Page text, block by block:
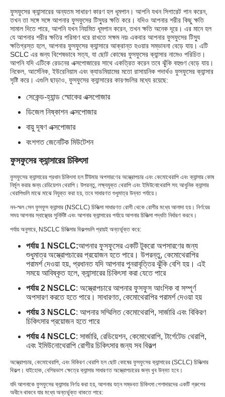
ফুসফুসের ক্যান্সারের অন্যতম সাধারণ কারণ হল ধূমপান। আপনি যখন সিগারেট পান করেন,
তখন তা সঙ্গে সঙ্গে আপনার ফুসফুসের টিস্যুর ক্ষতি করে। যদিও আপনার শরীর কিছু ক্ষতি
সামাল দিতে পারে, আপনি যখন নিয়মিত ধূমপান করেন, তখন ক্ষতি অনেক দূরে। এর মানে হল
যে আপনার শরীর ক্ষতির পরিমাণ ধরে রাখতে সক্ষম নয়৷ একবার আপনার ফুসফুসের টিস্যু
ক্ষতিগ্রস্ত হলে, আপনার ফুসফুসের ক্যান্সারে আক্রান্ত হওয়ার সম্ভাবনা বেড়ে যায়। এটি
SCLC এর জন্য বিশেষভাবে সত্য, যা ছোট কোষের ফুসফুসের ক্যান্সার নামেও পরিচিত।
আপনি যদি এটিকে রেডনের এক্সপোজারের সাথে একত্রিত করেন তবে ঝুঁকি বহুগুণ বেড়ে যায়।
নিকেল, আর্সেনিক, ইউরেনিয়াম এবং ক্যাডমিয়ামের মতো রাসায়নিক পদার্থও ফুসফুসের ক্যান্সার
সৃষ্টি করে। এগুলি ছাড়াও, ফুসফুসের ক্যান্সারের কারণগুলির মধ্যে রয়েছে:
সেকেন্ড-হ্যান্ড স্মোকের এক্সপোজার
ডিজেল নিষ্কাশন এক্সপোজার
বায়ু দূষণ এক্সপোজার
বংশগত জেনেটিক মিউটেশন
ফুসফুসের ক্যান্সারের চিকিৎসা
ফুসফুসের ক্যান্সারের প্রধান চিকিৎসা হল টিউমার অপসারণের অস্ত্রোপচার এবং কেমোথেরাপি এবং ক্যান্সার কোষ
নির্মূল করার জন্য রেডিয়েশন থেরাপি। উপরন্তু, লক্ষ্যযুক্ত থেরাপি এবং ইমিউনোথেরাপি সহ আধুনিক ক্যান্সার
থেরাপিগুলি মাঝে মাঝে নিযুক্ত করা হয়, তবে সাধারণত শুধুমাত্র উন্নত পর্যায়ে।
নন-স্মল সেল ফুসফুস ক্যান্সার (NSCLC) চিকিত্সা সাধারণত রোগী থেকে রোগীর মধ্যে আলাদা হয়। নির্ণয়ের
সময় আপনার স্বাস্থ্যের সুনির্দিষ্ট এবং আপনার ক্যান্সারের পর্যায়ে আপনার চিকিত্সা পদ্ধতি নির্ধারণ করবে।
পর্যায় অনুসারে, NSCLC চিকিত্সার বিকল্পগুলি প্রায়ই অন্তর্ভুক্ত করে:
পর্যায় 1 NSCLC:আপনার ফুসফুসের একটি টুকরো অপসারণের জন্য
শুধুমাত্র অস্ত্রোপচারের প্রয়োজন হতে পারে। উপরন্তু, কেমোথেরাপির
পরামর্শ দেওয়া হয়, প্রধানত যদি আপনার পুনরাবৃত্তির ঝুঁকি বেশি হয়। এই
সময়ে আবিষ্কৃত হলে, ক্যান্সারের চিকিৎসা করা যেতে পারে
পর্যায় 2 NSCLC: অস্ত্রোপচারে আপনার ফুসফুস আংশিক বা সম্পূর্ণ
অপসারণ করতে হতে পারে। সাধারণত, কেমোথেরাপির পরামর্শ দেওয়া হয়
পর্যায় 3 NSCLC: আপনার সম্মিলিত কেমোথেরাপি, সার্জারি এবং বিকিরণ
চিকিৎসার প্রয়োজন হতে পারে
পর্যায় 4 NSCLC: সার্জারি, রেডিয়েশন, কেমোথেরাপি, টার্গেটেড থেরাপি,
এবং ইমিউনোথেরাপি রোগীর চিকিৎসার জন্য সব বিকল্প
অস্ত্রোপচার, কেমোথেরাপি, এবং বিকিরণ থেরাপি হল ছোট কোষের ফুসফুসের ক্যান্সারের (SCLC) চিকিত্সার
বিকল্প। যাইহোক, বেশিরভাগ ক্ষেত্রে ক্যান্সার সাধারণত অস্ত্রোপচারের জন্য খুব উন্নত হবে।
যদি আপনাকে ফুসফুসের ক্যান্সার নির্ণয় করা হয়, আপনার যত্ন সম্ভবত চিকিৎসা পেশাদারদের একটি গ্রুপের
অধীনে থাকবে যার মধ্যে অন্তর্ভুক্ত থাকতে পারে: